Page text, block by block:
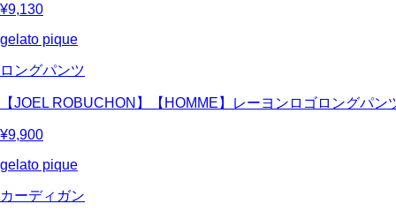
¥9,130
gelato pique
ロングパンツ
【JOEL ROBUCHON】【HOMME】レーヨンロゴロングパン
¥9,900
gelato pique
カーディガン